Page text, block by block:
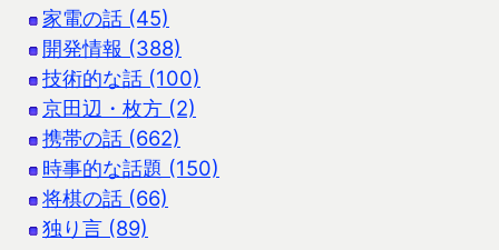
家電の話 (45)
開発情報 (388)
技術的な話 (100)
京田辺・枚方 (2)
携帯の話 (662)
時事的な話題 (150)
将棋の話 (66)
独り言 (89)